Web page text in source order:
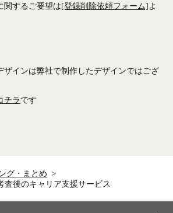
関するご要望は[登録削除依頼フォーム]よ
ザインは弊社で制作したデザインではござ
チラです
グ・まとめ
査後のキャリア支援サービス